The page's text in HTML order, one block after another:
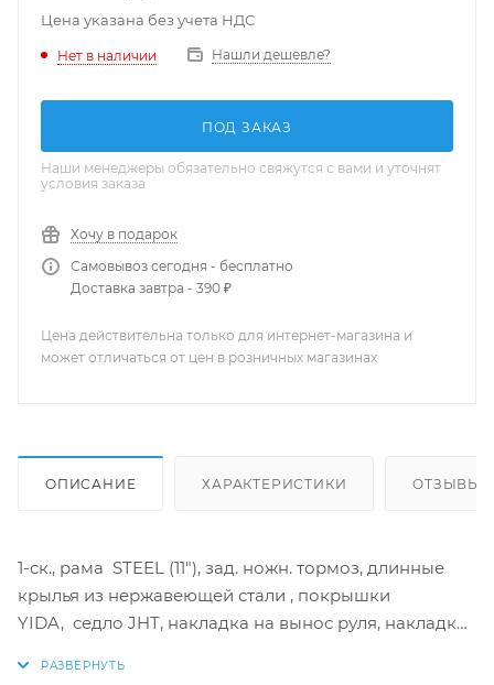
Цена указана без учета НДС
Нет в наличии Нашли дешевле?
ПОД ЗАКАЗ
Наши менеджеры обязательно свяжутся с вами и уточнят
условия заказа
Хочу в подарок
Самовывоз сегодня - бесплатно
Доставка завтра - 390 ₽
Цена действительна только для интернет-магазина и
может отличаться от цен в розничных магазинах
ОПИСАНИЕ ХАРАКТЕРИСТИКИ ОТЗЫВЫ
1-ск., рама STEEL (11"), зад. ножн. тормоз, длинные
крылья из нержавеющей стали , покрышки
YIDA, седло JHT, накладка на вынос руля, накладка